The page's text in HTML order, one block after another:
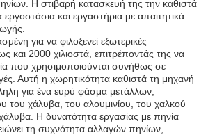
Η στιβαρή κατασκευή της την καθιστά
εργοστάσια και εργαστήρια με απαιτητικά
για να φιλοξενεί εξωτερικές
και 2000 χιλιοστά, επιτρέποντάς της να
που χρησιμοποιούνται συνήθως σε
Αυτή η χωρητικότητα καθιστά τη μηχανή
για ένα ευρύ φάσμα μετάλλων,
του χάλυβα, του αλουμινίου, του χαλκού
Η δυνατότητα εργασίας με πηνία
τη συχνότητα αλλαγών πηνίων,